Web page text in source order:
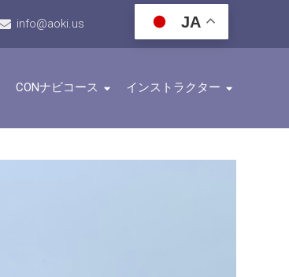
info@aoki.us JA
CONナビコース インストラクター